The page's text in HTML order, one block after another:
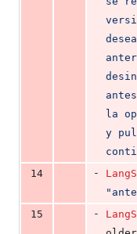
la
y
14
-
"
15
-